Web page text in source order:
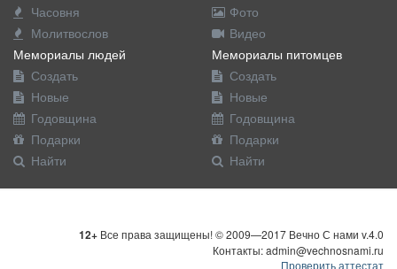
Часовня
Молитвослов
Фото
Видео
Мемориалы людей
Создать
Новые
Годовщина
Подарки
Найти
Мемориалы питомцев
Создать
Новые
Годовщина
Подарки
Найти
12+ Все права защищены! © 2009—2017 Вечно С нами v.4.0
Контакты: admin@vechnosnami.ru
Проверить аттестат